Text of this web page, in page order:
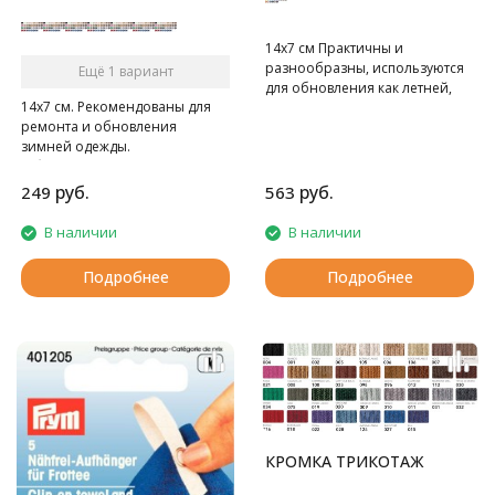
Ещё 1 вариант
14х7 см. Рекомендованы для
ремонта и обновления
зимней одежды.
В блистере 2 шт.
249 руб.
В наличии
Подробнее
14х7 см Практичны и
разнообразны, используются
для обновления как летней,
563 руб.
В наличии
Подробнее
КРОМКА ТРИКОТАЖ